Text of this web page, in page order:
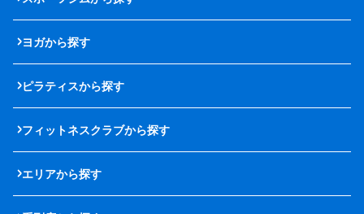
ヨガから探す
ピラティスから探す
フィットネスクラブから探す
エリアから探す